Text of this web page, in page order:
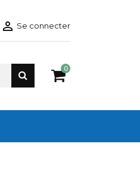
 Se connecter
0